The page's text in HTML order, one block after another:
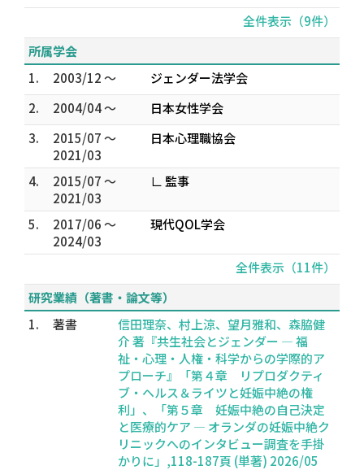
全件表示（9件）
所属学会
1.
2003/12 ～
ジェンダー法学会
2.
2004/04 ～
日本女性学会
3.
2015/07 ～
2021/03
日本心理職協会
4.
2015/07 ～
2021/03
∟ 監事
5.
2017/06 ～
2024/03
現代QOL学会
全件表示（11件）
研究業績（著書・論文等）
1.
著書
信田理奈、村上涼、望月雅和、森脇健
介 著『共生社会とジェンダー ― 福
祉・心理・人権・科学からの学際的ア
プローチ』「第４章 リプロダクティ
ブ・ヘルス＆ライツと妊娠中絶の権
利」、「第５章 妊娠中絶の自己決定
と医療的ケア ― オランダの妊娠中絶ク
リニックへのインタビュー調査を手掛
かりに」,118-187頁 (単著) 2026/05